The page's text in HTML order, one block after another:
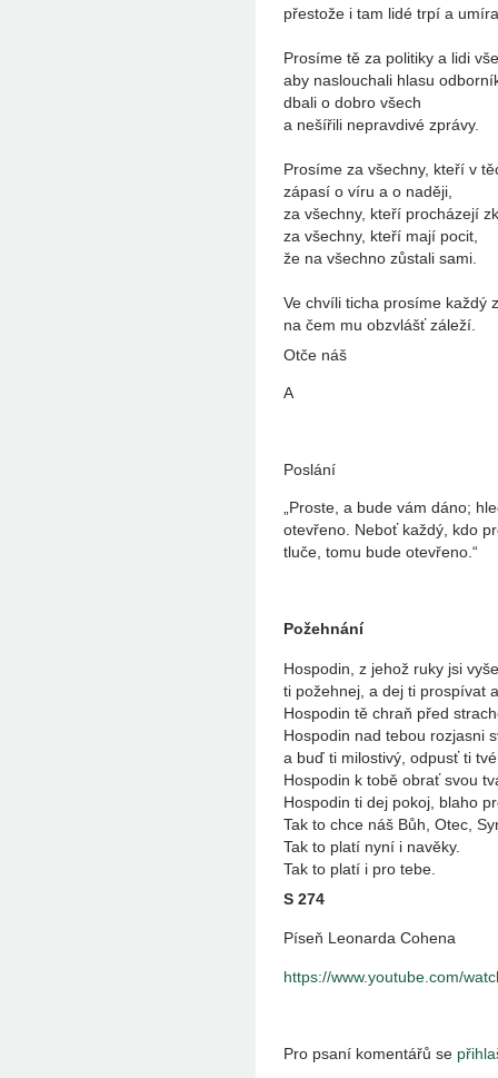
přestože i tam lidé trpí a
Prosíme tě za politiky a lidi
aby naslouchali hlasu
dbali o dobro všech
a nešířili nepravdivé zprávy.
Prosíme za všechny, kteří v
zápasí o víru a o naději,
za všechny, kteří procházejí
za všechny, kteří mají pocit,
že na všechno zůstali sami.
Ve chvíli ticha prosíme každý
na čem mu obzvlášť záleží.
Otče náš
A
Poslání
„Proste, a bude vám dáno;
otevřeno. Neboť každý, kdo
tluče, tomu bude otevřeno.“
Požehnání
Hospodin, z jehož ruky jsi
ti požehnej, a dej ti prospívat
Hospodin tě chraň před
Hospodin nad tebou rozjasni
a buď ti milostivý, odpusť ti
Hospodin k tobě obrať svou
Hospodin ti dej pokoj, blaho
Tak to chce náš Bůh, Otec,
Tak to platí nyní i navěky.
Tak to platí i pro tebe.
S 274
Píseň Leonarda Cohena
https://www.youtube.com/
Pro psaní komentářů se